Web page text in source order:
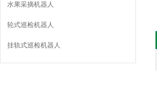
水果采摘机器人
轮式巡检机器人
挂轨式巡检机器人